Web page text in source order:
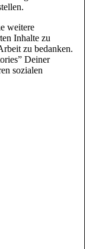
weitere
Inhalte zu
zu bedanken.
Deiner
sozialen